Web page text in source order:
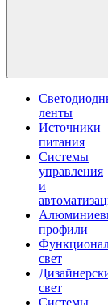
ленты
Источники
питания
Системы
управления
и
профили
свет
свет
Системы